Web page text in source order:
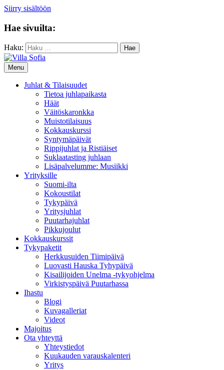
Siirry sisältöön
Hae sivuilta:
Haku:
Menu
Juhlat & Tilaisuudet
Tietoa juhlapaikasta
Häät
Väitöskaronkka
Muistotilaisuus
Kokkauskurssi
Syntymäpäivät
Rippijuhlat ja Ristiäiset
Suklaatasting juhlaan
Lisäpalvelumme: Musiikki
Yrityksille
Suomi-ilta
Kokoustilat
Tykypäivä
Yritysjuhlat
Puutarhajuhlat
Pikkujoulut
Kokkauskurssit
Tykypaketit
Herkkusuiden Tiimipäivä
Luovasti Hauska Tyhypäivä
Kisailijoiden Unelma -tykyohjelma
Virkistyspäivä Puutarhassa
Ihastu
Blogi
Kuvagalleriat
Videot
Majoitus
Ota yhteyttä
Yhteystiedot
Kuukauden varauskalenteri
Yritys